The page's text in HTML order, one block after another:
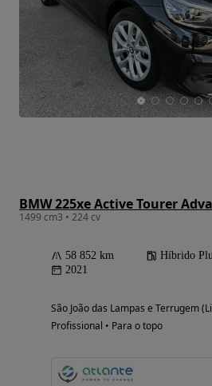
BMW 225xe Active Tourer
1499 cm3 • 224 cv
58 852 km Híbrido
2021
São João das Lampas e Terrugem
Profissional • Para o topo